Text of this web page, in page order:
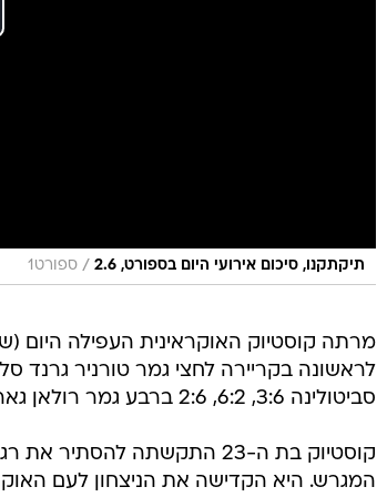
תיקתקנו, סיכום אירועי היום בספורט, 2.6 / ספורט1
מרתה קוסטיוק האוקראינית העפילה היום
לראשונה בקריירה לחצי גמר טורניר גרנד
סביטולינה 3:6, 6:2, 2:6 ברבע גמר רולאן גארוס.
קוסטיוק בת ה-23 התקשתה
המגרש. היא הקדישה את הניצחון לעם